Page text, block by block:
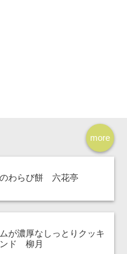
more
わらび餅 六花亭
が濃厚なしっとりクッキ
ド 柳月